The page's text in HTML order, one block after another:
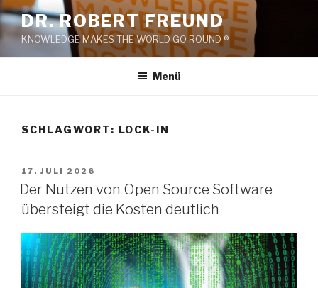
Zum
Inhalt
springen
DR. ROBERT FREUND
KNOWLEDGE MAKES THE WORLD GO ROUND ®
Menü
SCHLAGWORT: LOCK-IN
VERÖFFENTLICHT
AM
17. JULI 2026
Der Nutzen von Open Source Software
übersteigt die Kosten deutlich